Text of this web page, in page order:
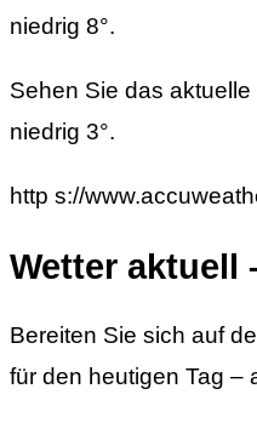
niedrig 8°.
Sehen Sie das
niedrig 3°.
http s://
Wetter aktuell
Bereiten Sie sich auf
für den heutigen Tag